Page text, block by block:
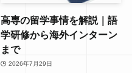
高専の留学事情を解説｜語
学研修から海外インターン
まで
2026年7月29日